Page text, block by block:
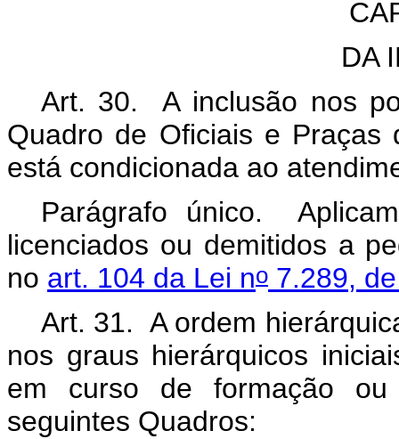
DA
Art. 30. A inclusão nos
Quadro de Oficiais e
está condicionada ao
Parágrafo único.
licenciados ou demitidos a
no art. 104 da Lei no 7.289,
Art. 31. A ordem
nos graus hierárquicos
em curso de formação
seguintes Quadros: